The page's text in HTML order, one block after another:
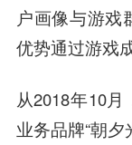
户画像与游戏
优势通过游戏
从2018年10
业务品牌“朝